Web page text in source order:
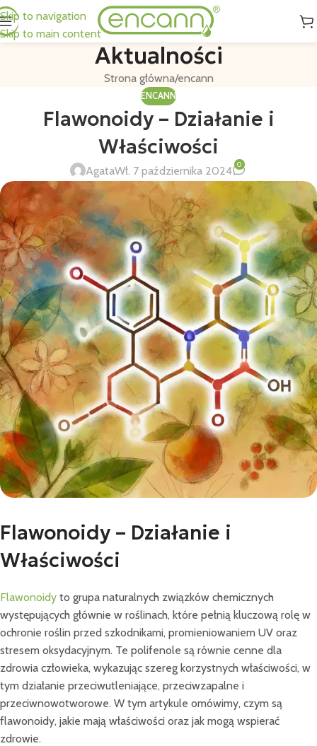
Skip to navigation
Skip to main content
Aktualności
Strona główna encann
ENCANN
Flawonoidy – Działanie i
Właściwości
AgataWł. 7 października 2024 0
Flawonoidy – Działanie i
Właściwości
Flawonoidy to grupa naturalnych związków chemicznych
występujących głównie w roślinach, które pełnią kluczową rolę w
ochronie roślin przed szkodnikami, promieniowaniem UV oraz
stresem oksydacyjnym. Te polifenole są równie cenne dla
zdrowia człowieka, wykazując szereg korzystnych właściwości, w
tym działanie przeciwutleniające, przeciwzapalne i
przeciwnowotworowe. W tym artykule omówimy, czym są
flawonoidy, jakie mają właściwości oraz jak mogą wspierać
zdrowie.